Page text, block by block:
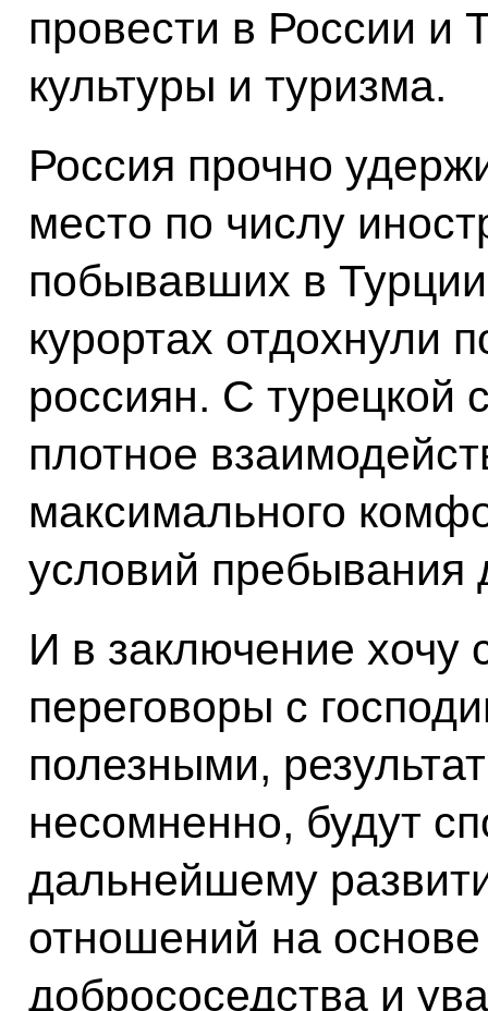
провести в России и
культуры и туризма.
Россия прочно
место по числу
побывавших в
курортах отдохнули
россиян. С турецкой
плотное
максимального
условий пребывания
И в заключение хочу
переговоры с
полезными,
несомненно, будут
дальнейшему
отношений на
добрососедства и